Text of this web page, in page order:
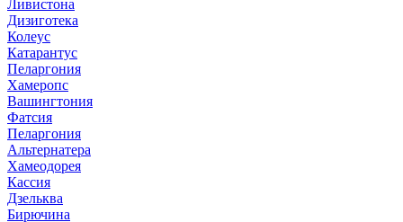
Ливистона
Дизиготека
Колеус
Катарантус
Пеларгония
Хамеропс
Вашингтония
Фатсия
Пеларгония
Альтернатера
Хамеодорея
Кассия
Дзельква
Бирючина